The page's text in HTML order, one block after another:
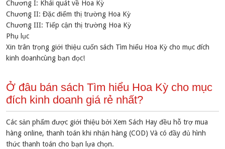
Chương I: Khái quát về Hoa Kỳ
Chương II: Đặc điểm thị trường Hoa Kỳ
Chương III: Tiếp cận thị trường Hoa Kỳ
Phụ lục
Xin trân trọng giới thiệu cuốn sách Tìm hiểu Hoa Kỳ cho mục đích
kinh doanhcùng bạn đọc!
Ở đâu bán sách Tìm hiểu Hoa Kỳ cho mục
đích kinh doanh giá rẻ nhất?
Các sản phẩm được giới thiệu bởi Xem Sách Hay đều hỗ trợ mua
hàng online, thanh toán khi nhận hàng (COD) Và có đầy đủ hình
thức thanh toán cho bạn lựa chọn.